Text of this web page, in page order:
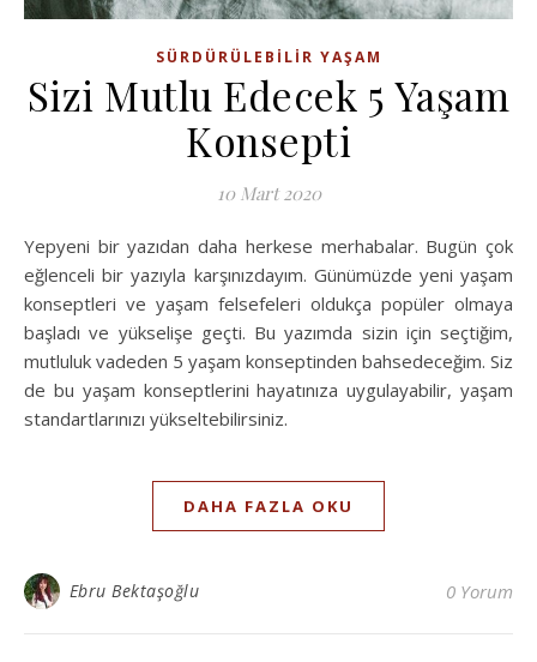
SÜRDÜRÜLEBILIR YAŞAM
Sizi Mutlu Edecek 5 Yaşam
Konsepti
10 Mart 2020
Yepyeni bir yazıdan daha herkese merhabalar. Bugün çok
eğlenceli bir yazıyla karşınızdayım. Günümüzde yeni yaşam
konseptleri ve yaşam felsefeleri oldukça popüler olmaya
başladı ve yükselişe geçti. Bu yazımda sizin için seçtiğim,
mutluluk vadeden 5 yaşam konseptinden bahsedeceğim. Siz
de bu yaşam konseptlerini hayatınıza uygulayabilir, yaşam
standartlarınızı yükseltebilirsiniz.
DAHA FAZLA OKU
Ebru Bektaşoğlu 0 Yorum